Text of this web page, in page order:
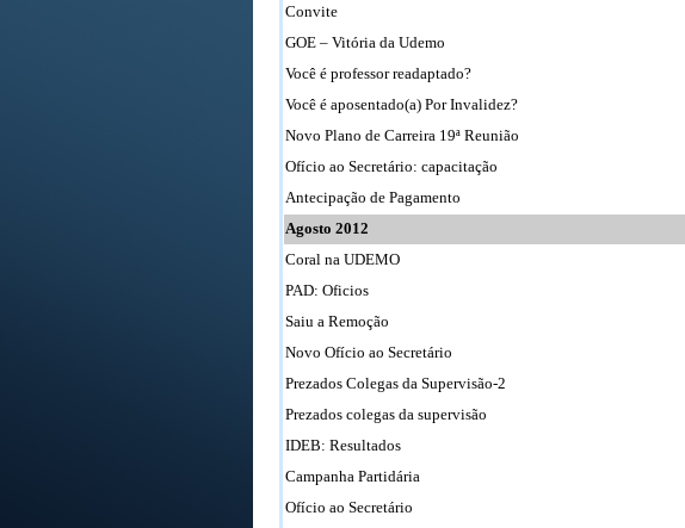
Convite
GOE – Vitória da Udemo
Você é professor readaptado?
Você é aposentado(a) Por Invalidez?
Novo Plano de Carreira 19ª Reunião
Ofício ao Secretário: capacitação
Antecipação de Pagamento
Agosto 2012
Coral na UDEMO
PAD: Oficios
Saiu a Remoção
Novo Ofício ao Secretário
Prezados Colegas da Supervisão-2
Prezados colegas da supervisão
IDEB: Resultados
Campanha Partidária
Ofício ao Secretário